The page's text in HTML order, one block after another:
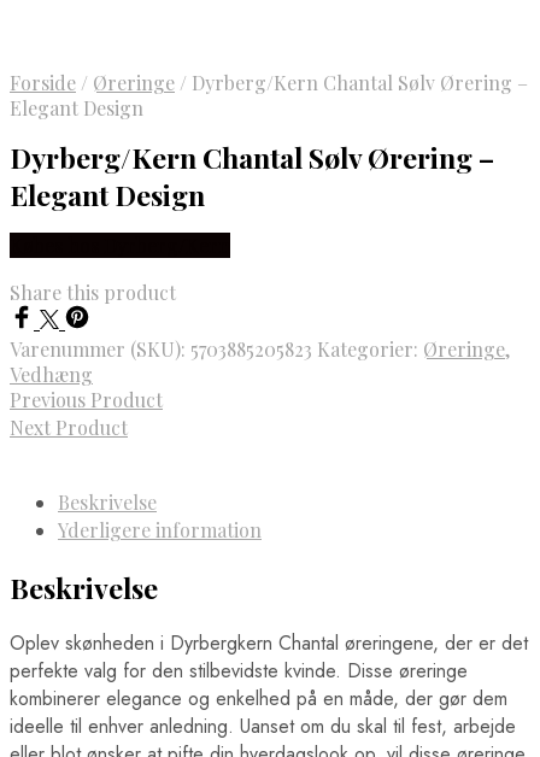
Forside / Øreringe / Dyrberg/Kern Chantal Sølv Ørering –
Elegant Design
Dyrberg/Kern Chantal Sølv Ørering –
Elegant Design
Share this product
Varenummer (SKU): 5703885205823 Kategorier: Øreringe,
Vedhæng
Previous Product
Next Product
Beskrivelse
Yderligere information
Beskrivelse
Oplev skønheden i Dyrbergkern Chantal øreringene, der er det
perfekte valg for den stilbevidste kvinde. Disse øreringe
kombinerer elegance og enkelhed på en måde, der gør dem
ideelle til enhver anledning. Uanset om du skal til fest, arbejde